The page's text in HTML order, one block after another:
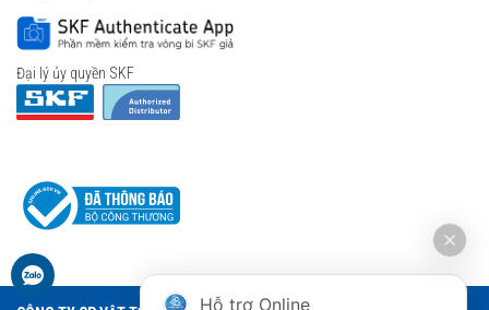
Đại lý ủy quyền SKF
Hỗ trợ Online